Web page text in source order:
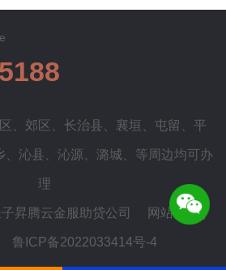
郊区 长治县 襄垣 屯留 平
沁县 沁源 潞城 、等周边均可办
理
子昇腾云金服助贷公司 网站地图|
鲁ICP备2022033414号-4